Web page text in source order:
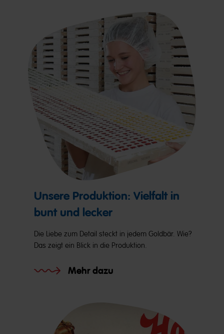
Unsere Produktion: Vielfalt in
bunt und lecker
Die Liebe zum Detail steckt in jedem Goldbär. Wie?
Das zeigt ein Blick in die Produktion.
Mehr dazu